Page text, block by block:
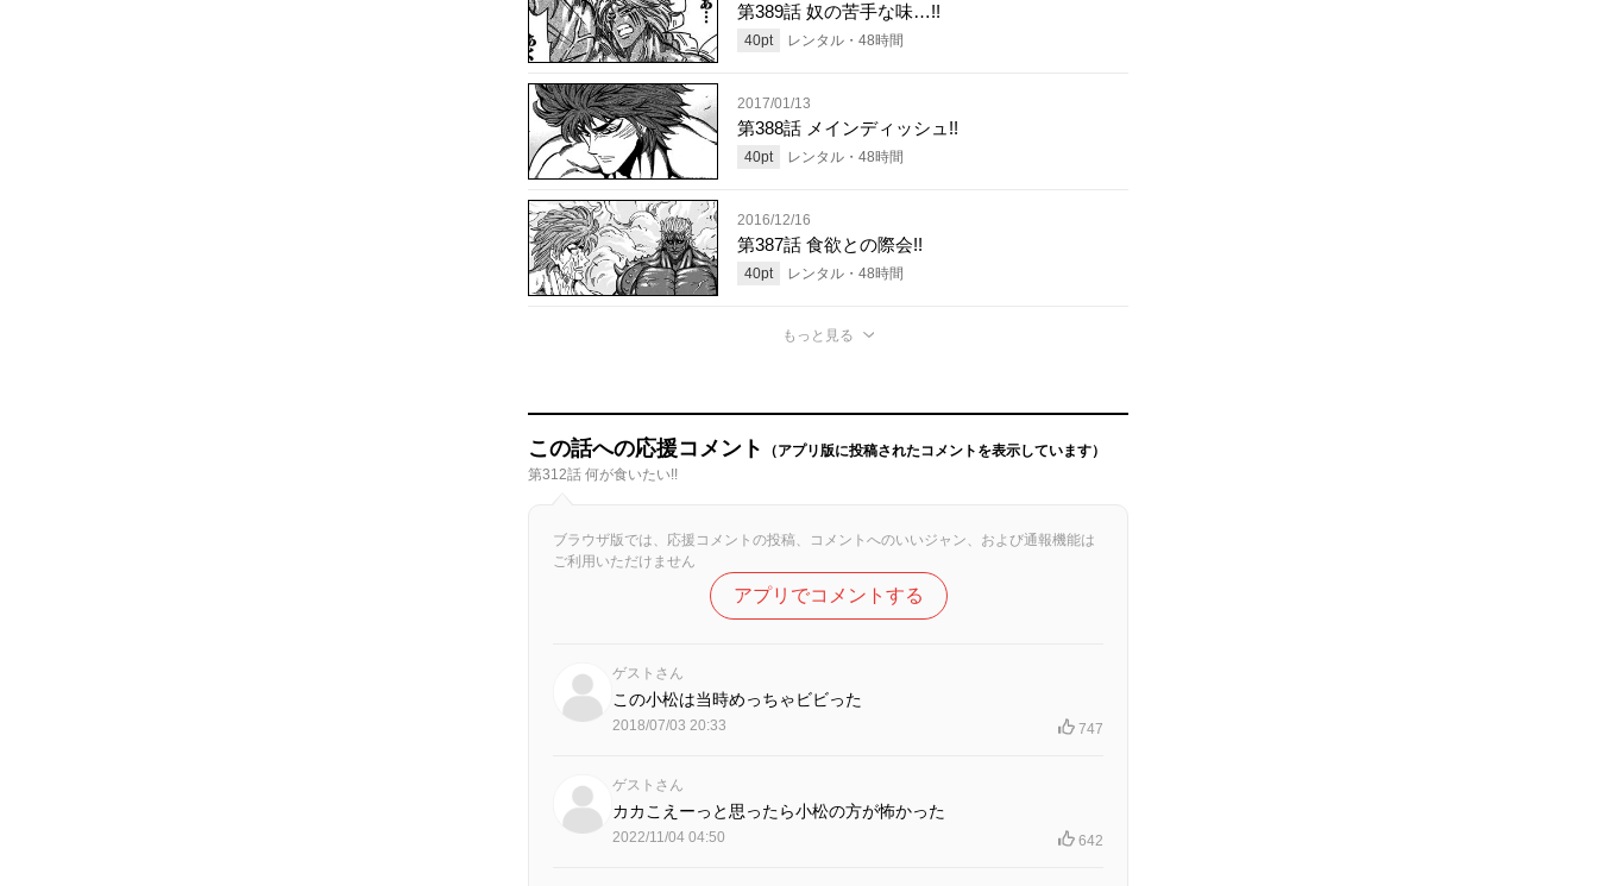
第389話 奴の苦手な味…!!
40pt レンタル・ 48時間
2017/01/13
第388話 メインディッシュ!!
40pt レンタル・ 48時間
2016/12/16
第387話 食欲との際会!!
40pt レンタル・ 48時間
もっと見る
この話への応援コメント
（アプリ版に投稿されたコメントを表示しています）
第312話 何が食いたい!!
ブラウザ版では、応援コメントの投稿、コメントへのいいジャン、および通報機能は
ご利用いただけません
アプリでコメントする
ゲストさん
この小松は当時めっちゃビビった
2018/07/03 20:33 747
ゲストさん
カカこえーっと思ったら小松の方が怖かった
2022/11/04 04:50 642